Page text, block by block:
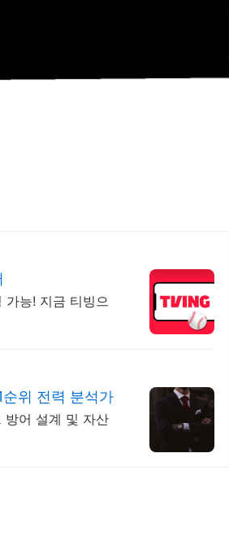
가능! 지금 티빙으
위 전력 분석가
방어 설계 및 자산